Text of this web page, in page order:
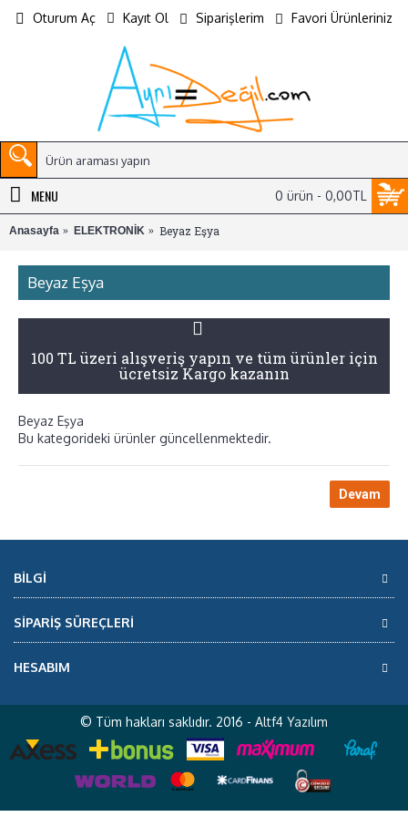
Oturum Aç Kayıt Ol Siparişlerim Favori Ürünleriniz
0 ürün - 0,00TL
MENU
Anasayfa ELEKTRONİK Beyaz Eşya
Beyaz Eşya
100 TL üzeri alışveriş yapın ve tüm ürünler için
ücretsiz Kargo kazanın
Beyaz Eşya
Bu kategorideki ürünler güncellenmektedir.
Devam
BILGI
SİPARİŞ SÜREÇLERİ
HESABIM
© Tüm hakları saklıdır. 2016 - Altf4 Yazılım